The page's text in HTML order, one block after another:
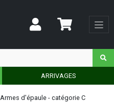
ARRIVAGES
Armes d'épaule - catégorie C